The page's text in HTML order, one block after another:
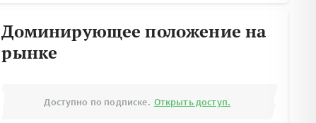
Доминирующее положение на
рынке
Доступно по подписке. Открыть доступ.